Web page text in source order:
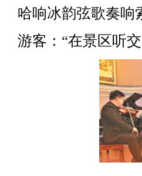
哈响冰韵弦歌奏响
游客：“在景区听